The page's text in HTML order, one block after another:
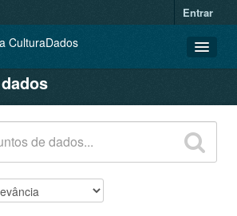
Entrar